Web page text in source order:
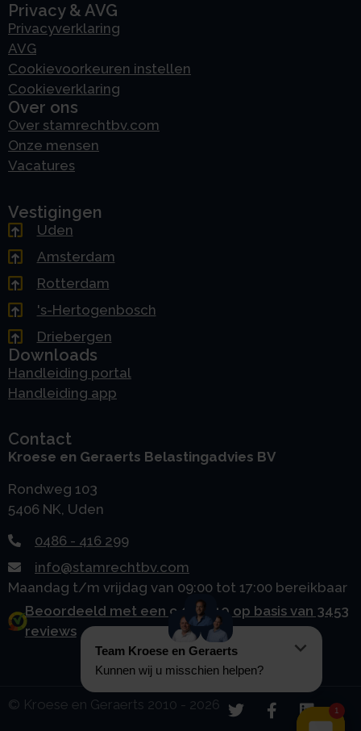
Privacy & AVG
Privacyverklaring
AVG
Cookievoorkeuren instellen
Cookieverklaring
Over ons
Over stamrechtbv.com
Onze mensen
Vacatures
Vestigingen
Uden
Amsterdam
Rotterdam
's-Hertogenbosch
Driebergen
Downloads
Handleiding portal
Handleiding app
Contact
Kroese en Geraerts Belastingadvies BV
Rondweg 103
5406 NK, Uden
0486 - 416 299
info@stamrechtbv.com
Maandag t/m vrijdag van 09:00 tot 17:00 bereikbaar
Beoordeeld met een 9.0 uit 10 op basis van 3453
reviews
© Kroese en Geraerts 2010 - 2026